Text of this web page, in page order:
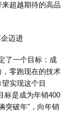
超越期待的高品
迈进
了一个目标：成
零跑现在的技术
实现这个目
标是成为年销400
突破年"，向年销